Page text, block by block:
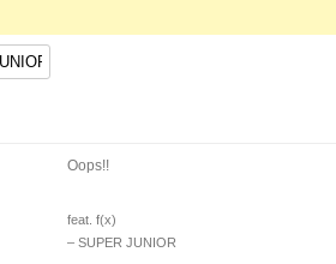
Oops!!
feat. ​f(x)
– SUPER JUNIOR